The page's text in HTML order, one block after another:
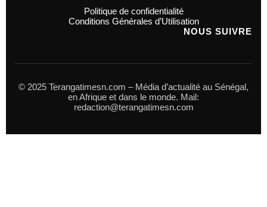
Politique de confidentialité
Conditions Générales d’Utilisation
NOUS SUIVRE
© 2025 Terangatimesn.com – Média d’actualité au Sénégal,
en Afrique et dans le monde. Mail:
redaction@terangatimesn.com